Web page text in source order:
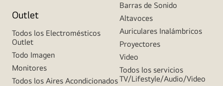
Outlet
Todos los Electromésticos
Outlet
Todo Imagen
Monitores
Todos los Aires Acondicionados
Barras de Sonido
Altavoces
Auriculares Inalámbricos
Proyectores
Video
Todos los servicios
TV/Lifestyle/Audio/Video